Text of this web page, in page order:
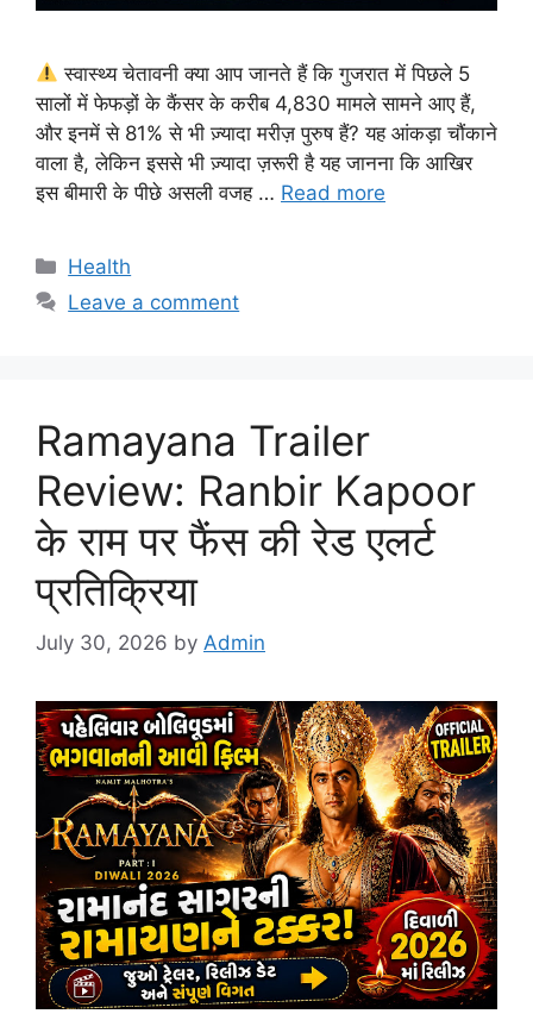
स्वास्थ्य चेतावनी क्या आप जानते हैं कि गुजरात में पिछले 5
सालों में फेफड़ों के कैंसर के करीब 4,830 मामले सामने आए हैं,
और इनमें से 81% से भी ज़्यादा मरीज़ पुरुष हैं? यह आंकड़ा चौंकाने
वाला है, लेकिन इससे भी ज़्यादा ज़रूरी है यह जानना कि आखिर
इस बीमारी के पीछे असली वजह … Read more
Categories
Health
Leave a comment
Ramayana Trailer
Review: Ranbir Kapoor
के राम पर फैंस की रेड एलर्ट
प्रतिक्रिया
July 30, 2026 by Admin